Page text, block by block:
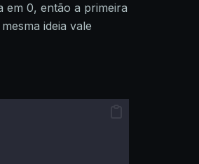
em 0, então a primeira
ideia vale